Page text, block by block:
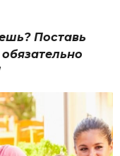
Поставь